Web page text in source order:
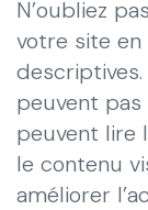
N’oubliez
votre site
peuvent pas
peuvent lire
le contenu
améliorer